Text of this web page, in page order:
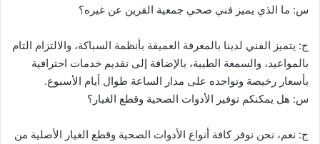
س: ما الذي يميز فني صحي جمعية القرين عن غيره؟
ج: يتميز الفني لدينا بالمعرفة العميقة بأنظمة السباكة، والالتزام التام
بالمواعيد، والسمعة الطيبة، بالإضافة إلى تقديم خدمات احترافية
بأسعار رخيصة وتواجده على مدار الساعة طوال أيام الأسبوع.
س: هل يمكنكم توفير الأدوات الصحية وقطع الغيار؟
ج: نعم، نحن نوفر كافة أنواع الأدوات الصحية وقطع الغيار الأصلية من